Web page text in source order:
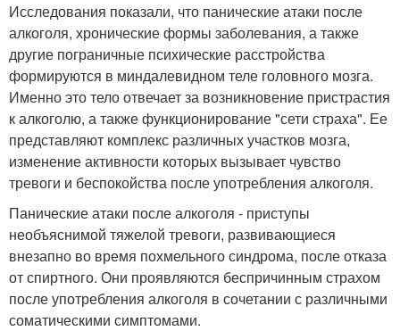
Исследования показали, что панические атаки после
алкоголя, хронические формы заболевания, а также
другие пограничные психические расстройства
формируются в миндалевидном теле головного мозга.
Именно это тело отвечает за возникновение пристрастия
к алкоголю, а также функционирование "сети страха". Ее
представляют комплекс различных участков мозга,
изменение активности которых вызывает чувство
тревоги и беспокойства после употребления алкоголя.
Панические атаки после алкоголя - приступы
необъяснимой тяжелой тревоги, развивающиеся
внезапно во время похмельного синдрома, после отказа
от спиртного. Они проявляются беспричинным страхом
после употребления алкоголя в сочетании с различными
соматическими симптомами.